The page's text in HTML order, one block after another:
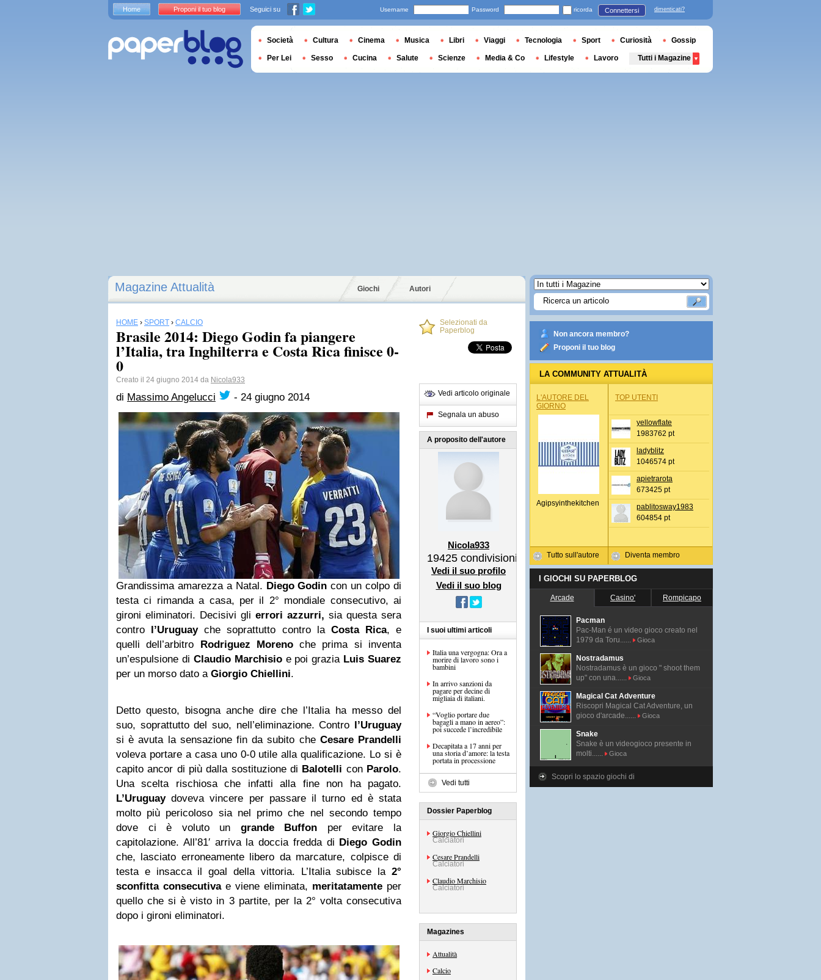
Magazine Attualità Giochi Autori
HOME › SPORT › CALCIO
Brasile 2014: Diego Godin fa piangere
l’Italia, tra Inghilterra e Costa Rica finisce 0-
0
Creato il 24 giugno 2014 da Nicola933
di Massimo Angelucci - 24 giugno 2014
Grandissima amarezza a Natal. Diego Godin con un colpo di
testa ci rimanda a casa, per il 2° mondiale consecutivo, ai
gironi eliminatori. Decisivi gli errori azzurri, sia questa sera
contro l’Uruguayche soprattutto contro la Costa Rica, e
quelli dell’arbitro Rodriguez Morenoche prima si inventa
un’espulsione di Claudio Marchisioe poi grazia Luis Suarez
per un morso dato a Giorgio Chiellini.
Detto questo, bisogna anche dire che l’Italia ha messo del
suo, soprattutto del suo, nell’eliminazione. Contro l’Uruguay
si è avuta la sensazione fin da subito che Cesare Prandelli
voleva portare a casa uno 0-0 utile alla qualificazione. Lo si è
capito ancor di più dalla sostituzione di Balotelli con Parolo.
Una scelta rischiosa che infatti alla fine non ha pagato.
L’Uruguaydoveva vincere per passare il turno ed è stata
molto più pericoloso sia nel primo che nel secondo tempo
dove ci è voluto un grande Buffon per evitare la
capitolazione. All’81′ arriva la doccia fredda di Diego Godin
che, lasciato erroneamente libero da marcature, colpisce di
testa e insacca il goal della vittoria. L’Italia subisce la 2°
sconfitta consecutivae viene eliminata, meritatamente per
quello che si è visto in 3 partite, per la 2° volta consecutiva
dopo i gironi eliminatori.
Selezionati da
Paperblog
Vedi articolo originale
Segnala un abuso
A proposito dell'autore
Nicola933
19425 condivisioni
Vedi il suo profilo
Vedi il suo blog
I suoi ultimi articoli
Italia una vergogna: Ora a
morire di lavoro sono i
bambini
In arrivo sanzioni da
pagare per decine di
migliaia di italiani.
“Voglio portare due
bagagli a mano in aereo”:
poi succede l’incredibile
Decapitata a 17 anni per
una storia d’amore: la testa
portata in processione
Vedi tutti
Dossier Paperblog
Giorgio Chiellini
Calciatori
Cesare Prandelli
Calciatori
Claudio Marchisio
Calciatori
Magazines
Attualità
Calcio
Non ancora membro?
Proponi il tuo blog
LA COMMUNITY ATTUALITÀ
L'AUTORE DEL
GIORNO
Agipsyinthekitchen
Tutto sull'autore
TOP UTENTI
yellowflate
1983762 pt
ladyblitz
1046574 pt
apietrarota
673425 pt
pablitosway1983
604854 pt
Diventa membro
I GIOCHI SU PAPERBLOG
Arcade Casino' Rompicapo
Pacman
Pac-Man é un video gioco creato nel
1979 da Toru......
Gioca
Nostradamus
Nostradamus è un gioco " shoot them
up" con una......
Gioca
Magical Cat Adventure
Riscopri Magical Cat Adventure, un
gioco d'arcade......
Gioca
Snake
Snake è un videogioco presente in
molti......
Gioca
Scopri lo spazio giochi di
Home Proponi il tuo blog Seguici su Username Password ricorda Connettersi dimenticati?
Società Cultura Cinema Musica Libri Viaggi Tecnologia Sport Curiosità Gossip
Per Lei Sesso Cucina Salute Scienze Media & Co Lifestyle Lavoro Tutti i Magazine